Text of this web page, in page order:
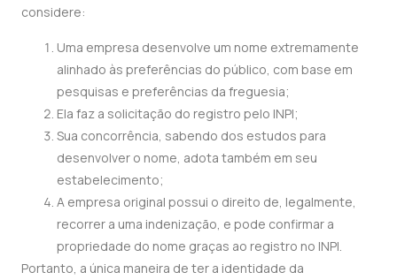
considere:
Uma empresa desenvolve um nome extremamente
alinhado às preferências do público, com base em
pesquisas e preferências da freguesia;
Ela faz a solicitação do registro pelo INPI;
Sua concorrência, sabendo dos estudos para
desenvolver o nome, adota também em seu
estabelecimento;
A empresa original possui o direito de, legalmente,
recorrer a uma indenização, e pode confirmar a
propriedade do nome graças ao registro no INPI.
Portanto, a única maneira de ter a identidade da